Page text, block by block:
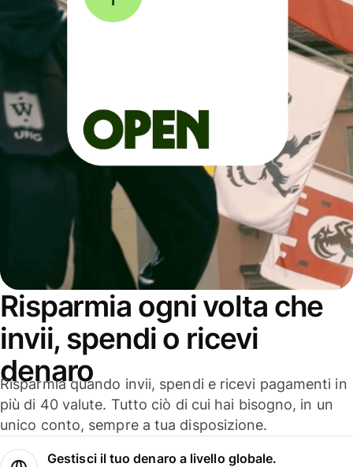
Risparmia ogni volta che
invii, spendi o ricevi
denaro
Risparmia quando invii, spendi e ricevi pagamenti in
più di 40 valute. Tutto ciò di cui hai bisogno, in un
unico conto, sempre a tua disposizione.
Gestisci il tuo denaro a livello globale.